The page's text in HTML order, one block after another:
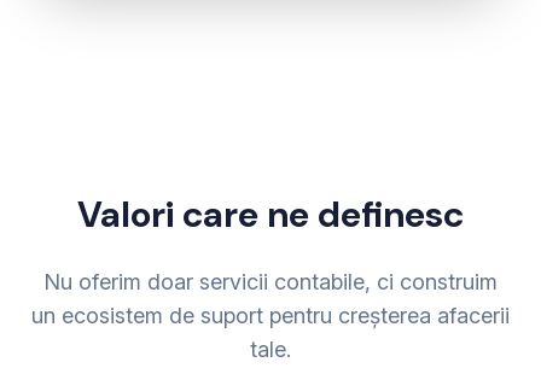
Valori care ne definesc
Nu oferim doar servicii contabile, ci construim
un ecosistem de suport pentru creșterea afacerii
tale.